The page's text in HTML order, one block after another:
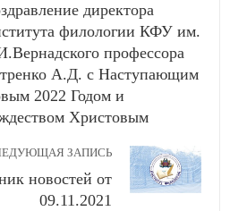
директора
филологии КФУ им.
профессора
А.Д. с Наступающим
2022 Годом и
Христовым
ЗАПИСЬ
новостей от
09.11.2021